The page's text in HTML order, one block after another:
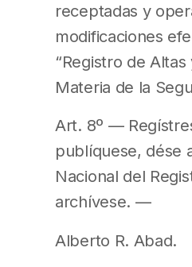
receptadas y
modificaciones
“Registro de Altas
Materia de la
Art. 8º —
publíquese, dése
Nacional del
archívese. —
Alberto R. Abad.